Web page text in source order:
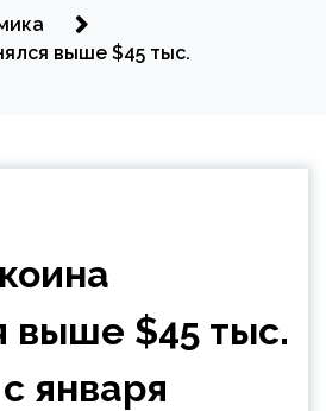
выше $45 тыс.
выше $45 тыс.
января